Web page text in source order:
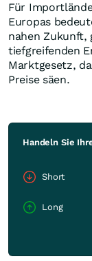
Für
Europas
nahen Zukunft,
tiefgreifenden
Marktgesetz,
Preise säen.
Handeln Sie
Short
Long